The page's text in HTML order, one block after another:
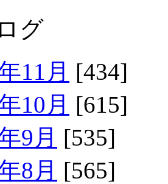
グ
11月 [434]
10月 [615]
9月 [535]
8月 [565]